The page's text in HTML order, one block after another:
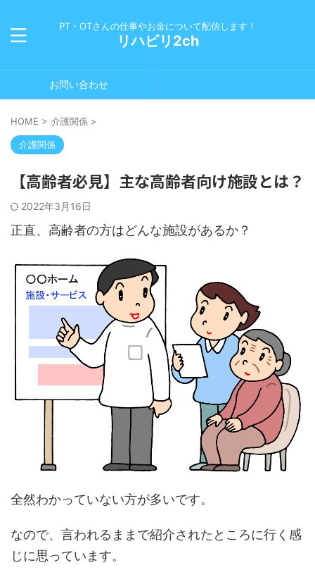
PT・OTさんの仕事やお金について配信します！
リハビリ2ch
お問い合わせ
HOME > 介護関係 >
介護関係
【高齢者必見】主な高齢者向け施設とは？
2022年3月16日
正直、高齢者の方はどんな施設があるか？
全然わかっていない方が多いです。
なので、言われるままで紹介されたところに行く感
じに思っています。